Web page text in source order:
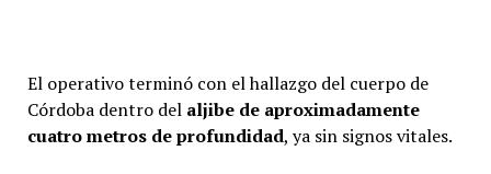
El operativo terminó con el hallazgo del cuerpo de
Córdoba dentro del aljibe de aproximadamente
cuatro metros de profundidad, ya sin signos vitales.